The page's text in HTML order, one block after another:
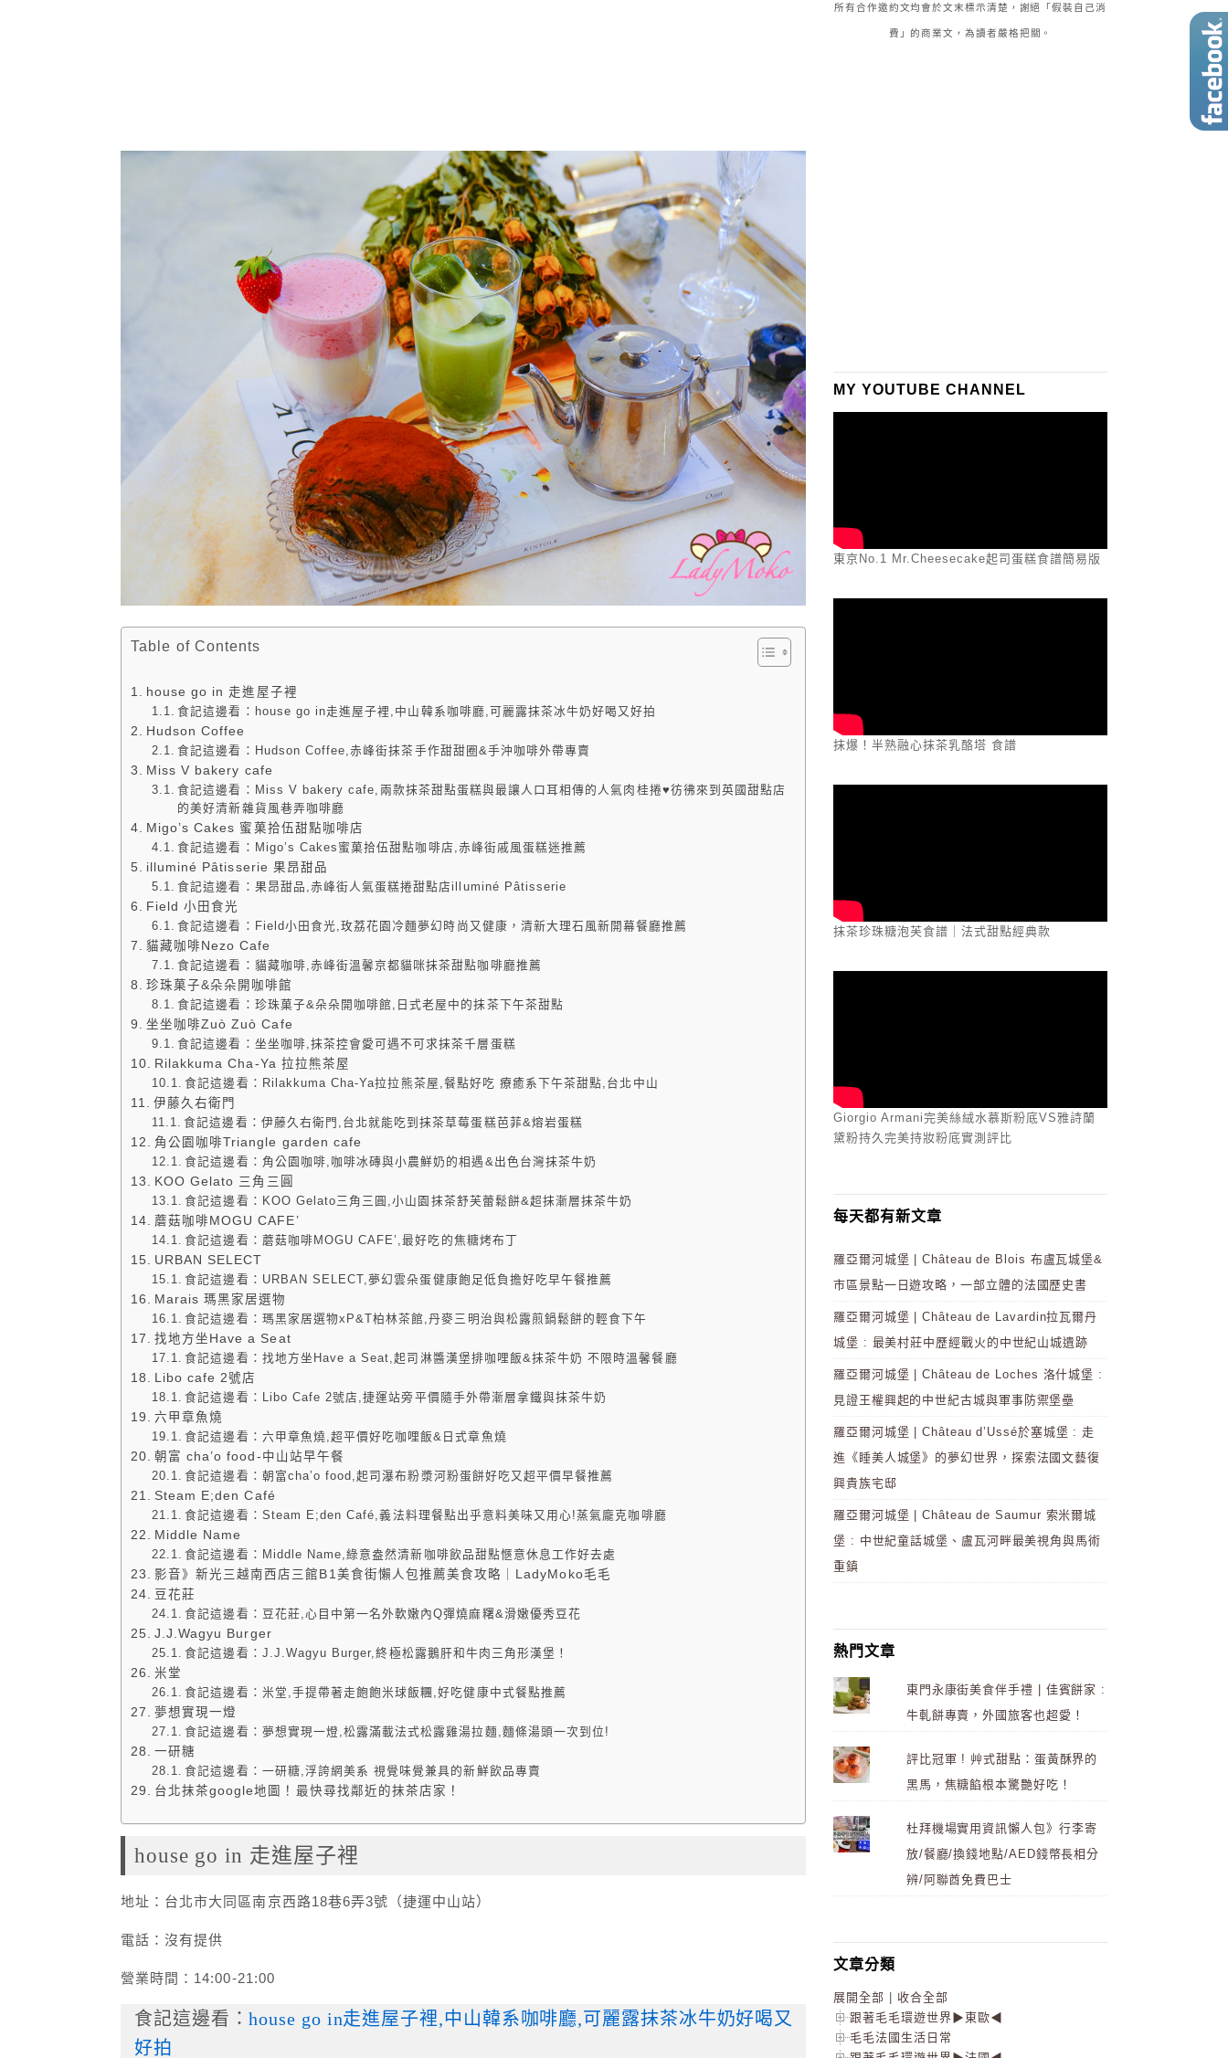
Table of Contents
house go in 走進屋子裡
食記這邊看：house go in走進屋子裡,中山韓系咖啡廳,可麗露抹茶冰牛奶好喝又好拍
Hudson Coffee
食記這邊看：Hudson Coffee,赤峰街抹茶手作甜甜圈&手沖咖啡外帶專賣
Miss V bakery cafe
食記這邊看：Miss V bakery cafe,兩款抹茶甜點蛋糕與最讓人口耳相傳的人氣肉桂捲♥彷彿來到英國甜點店
的美好清新雜貨風巷弄咖啡廳
Migo’s Cakes 蜜菓拾伍甜點咖啡店
食記這邊看：Migo’s Cakes蜜菓拾伍甜點咖啡店,赤峰街戚風蛋糕迷推薦
illuminé Pâtisserie 果昂甜品
食記這邊看：果昂甜品,赤峰街人氣蛋糕捲甜點店illuminé Pâtisserie
Field 小田食光
食記這邊看：Field小田食光,玫荔花園冷麵夢幻時尚又健康，清新大理石風新開幕餐廳推薦
貓藏咖啡Nezo Cafe
食記這邊看：貓藏咖啡,赤峰街溫馨京都貓咪抹茶甜點咖啡廳推薦
珍珠菓子&朵朵開咖啡館
食記這邊看：珍珠菓子&朵朵開咖啡館,日式老屋中的抹茶下午茶甜點
坐坐咖啡Zuò Zuò Cafe
食記這邊看：坐坐咖啡,抹茶控會愛可遇不可求抹茶千層蛋糕
Rilakkuma Cha-Ya 拉拉熊茶屋
食記這邊看：Rilakkuma Cha-Ya拉拉熊茶屋,餐點好吃 療癒系下午茶甜點,台北中山
伊藤久右衛門
食記這邊看：伊藤久右衛門,台北就能吃到抹茶草莓蛋糕芭菲&熔岩蛋糕
角公園咖啡Triangle garden cafe
食記這邊看：角公園咖啡,咖啡冰磚與小農鮮奶的相遇&出色台灣抹茶牛奶
KOO Gelato 三角三圓
食記這邊看：KOO Gelato三角三圓,小山園抹茶舒芙蕾鬆餅&超抹漸層抹茶牛奶
蘑菇咖啡MOGU CAFE’
食記這邊看：蘑菇咖啡MOGU CAFE’,最好吃的焦糖烤布丁
URBAN SELECT
食記這邊看：URBAN SELECT,夢幻雲朵蛋健康飽足低負擔好吃早午餐推薦
Marais 瑪黑家居選物
食記這邊看：瑪黑家居選物xP&T柏林茶館,丹麥三明治與松露煎鍋鬆餅的輕食下午
找地方坐Have a Seat
食記這邊看：找地方坐Have a Seat,起司淋醬漢堡排咖哩飯&抹茶牛奶 不限時溫馨餐廳
Libo cafe 2號店
食記這邊看：Libo Cafe 2號店,捷運站旁平價隨手外帶漸層拿鐵與抹茶牛奶
六甲章魚燒
食記這邊看：六甲章魚燒,超平價好吃咖哩飯&日式章魚燒
朝富 cha’o food-中山站早午餐
食記這邊看：朝富cha’o food,起司瀑布粉漿河粉蛋餅好吃又超平價早餐推薦
Steam E;den Café
食記這邊看：Steam E;den Café,義法料理餐點出乎意料美味又用心!蒸氣龐克咖啡廳
Middle Name
食記這邊看：Middle Name,綠意盎然清新咖啡飲品甜點愜意休息工作好去處
影音》新光三越南西店三館B1美食街懶人包推薦美食攻略｜LadyMoko毛毛
豆花莊
食記這邊看：豆花莊,心目中第一名外軟嫩內Q彈燒麻糬&滑嫩優秀豆花
J.J.Wagyu Burger
食記這邊看：J.J.Wagyu Burger,終極松露鵝肝和牛肉三角形漢堡！
米堂
食記這邊看：米堂,手提帶著走飽飽米球飯糰,好吃健康中式餐點推薦
夢想實現一燈
食記這邊看：夢想實現一燈,松露滿載法式松露雞湯拉麵,麵條湯頭一次到位!
一研糖
食記這邊看：一研糖,浮誇網美系 視覺味覺兼具的新鮮飲品專賣
台北抹茶google地圖！最快尋找鄰近的抹茶店家！
house go in 走進屋子裡
地址：台北市大同區南京西路18巷6弄3號（捷運中山站）
電話：沒有提供
營業時間：14:00-21:00
食記這邊看：house go in走進屋子裡,中山韓系咖啡廳,可麗露抹茶冰牛奶好喝又
好拍
所有合作邀約文均會於文末標示清楚，謝絕「假裝自己消
費」的商業文，為讀者嚴格把關。
MY YOUTUBE CHANNEL
東京No.1 Mr.Cheesecake起司蛋糕食譜簡易版
抹爆！半熟融心抹茶乳酪塔 食譜
抹茶珍珠糖泡芙食譜｜法式甜點經典款
Giorgio Armani完美絲絨水慕斯粉底VS雅詩蘭
黛粉持久完美持妝粉底實測評比
每天都有新文章
羅亞爾河城堡 | Château de Blois 布盧瓦城堡&
市區景點一日遊攻略，一部立體的法國歷史書
羅亞爾河城堡 | Château de Lavardin拉瓦爾丹
城堡 : 最美村莊中歷經戰火的中世紀山城遺跡
羅亞爾河城堡 | Château de Loches 洛什城堡 :
見證王權興起的中世紀古城與軍事防禦堡壘
羅亞爾河城堡 | Château d’Ussé於塞城堡 : 走
進《睡美人城堡》的夢幻世界，探索法國文藝復
興貴族宅邸
羅亞爾河城堡 | Château de Saumur 索米爾城
堡 : 中世紀童話城堡、盧瓦河畔最美視角與馬術
重鎮
熱門文章
東門永康街美食伴手禮 | 佳賓餅家 :
牛軋餅專賣，外國旅客也超愛！
評比冠軍 ! 艸式甜點：蛋黃酥界的
黑馬，焦糖餡根本驚艷好吃！
杜拜機場實用資訊懶人包》行李寄
放/餐廳/換錢地點/AED錢幣長相分
辨/阿聯酋免費巴士
文章分類
展開全部
收合全部
跟著毛毛環遊世界▶東歐◀
毛毛法國生活日常